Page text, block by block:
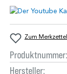
Zum
Produktnummer:
Hersteller: